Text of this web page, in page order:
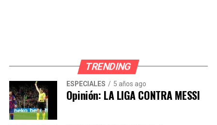
“El alcalde Hernán Sifuentes solo prefiere
hacer conciertos. Y San Martín de Porres
sigue siendo un desastre”, afirmó un vecino
de la zona.
TRENDING
ESPECIALES 5 años ago
Opinión: LA LIGA CONTRA MESSI